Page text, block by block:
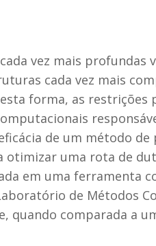
vez mais profundas
cada vez mais
forma, as restrições
de um método
uma rota de
em uma ferramenta
de Métodos
quando comparada a